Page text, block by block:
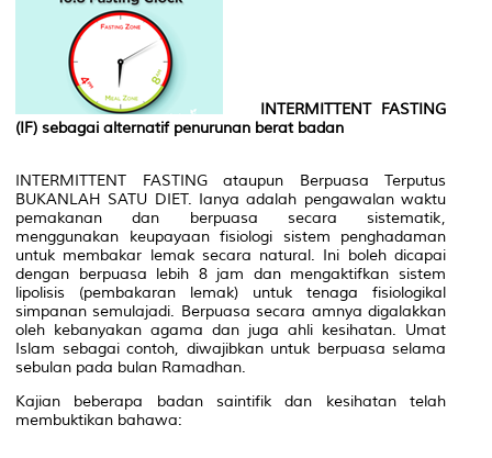
INTERMITTENT FASTING
(IF) sebagai alternatif penurunan berat badan
INTERMITTENT FASTINGataupun Berpuasa Terputus
BUKANLAH SATU DIET. Ianya adalah pengawalan waktu
pemakanan dan berpuasa secara sistematik,
menggunakan keupayaan fisiologi sistem penghadaman
untuk membakar lemak secara natural. Ini boleh dicapai
dengan berpuasa lebih 8 jam dan mengaktifkan sistem
lipolisis (pembakaran lemak) untuk tenaga fisiologikal
simpanan semulajadi. Berpuasa secara amnya digalakkan
oleh kebanyakan agama dan juga ahli kesihatan. Umat
Islam sebagai contoh, diwajibkan untuk berpuasa selama
sebulan pada bulan Ramadhan.
Kajian beberapa badan saintifik dan kesihatan telah
membuktikan bahawa: